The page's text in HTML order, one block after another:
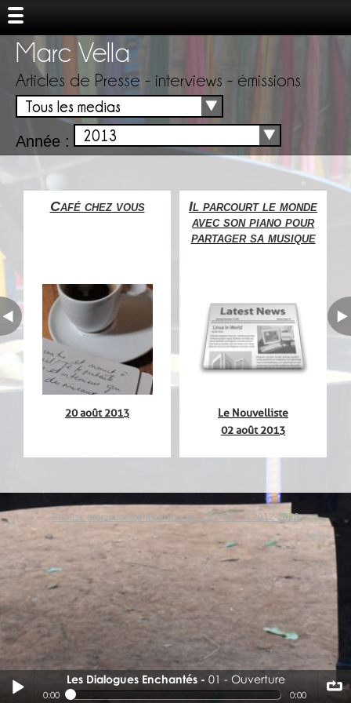
Marc Vella
Articles de Presse - interviews - émissions
Tous les medias
Année : 2013
Café chez vous
20 août 2013
Il parcourt le monde
avec son piano pour
partager sa musique
Le Nouvelliste
02 août 2013
Les Dialogues Enchantés 01 - Ouverture
0:00 0:00
01 - Ouverture
Réalisé gracieusement par touche 2 lumiere © 2012-2020